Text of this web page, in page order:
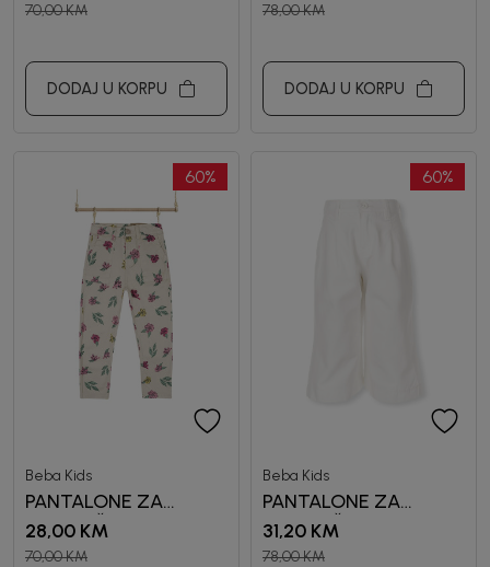
70,00KM
DODAJ U KORPU
78,00KM
DODAJ U KORPU
60%
Beba Kids
PANTALONE ZA
DJEVOJČICE REGAN
28,00 KM
70,00KM
60%
Beba Kids
PANTALONE ZA
DJEVOJČICE
ROXANNE
31,20 KM
78,00KM